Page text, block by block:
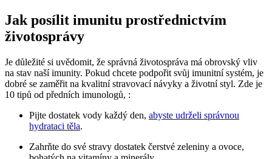
Jak posílit imunitu prostřednictvím
životosprávy
Je důležité si uvědomit, že správná životospráva má obrovský vliv
na stav naší imunity. Pokud chcete podpořit svůj imunitní systém, je
dobré se zaměřit na kvalitní stravovací návyky a životní styl. Zde je
10 tipů od předních imunologů, :
Pijte dostatek vody každý den, abyste udrželi správnou
hydrataci těla.
Zahrňte do své stravy dostatek čerstvé zeleniny a ovoce,